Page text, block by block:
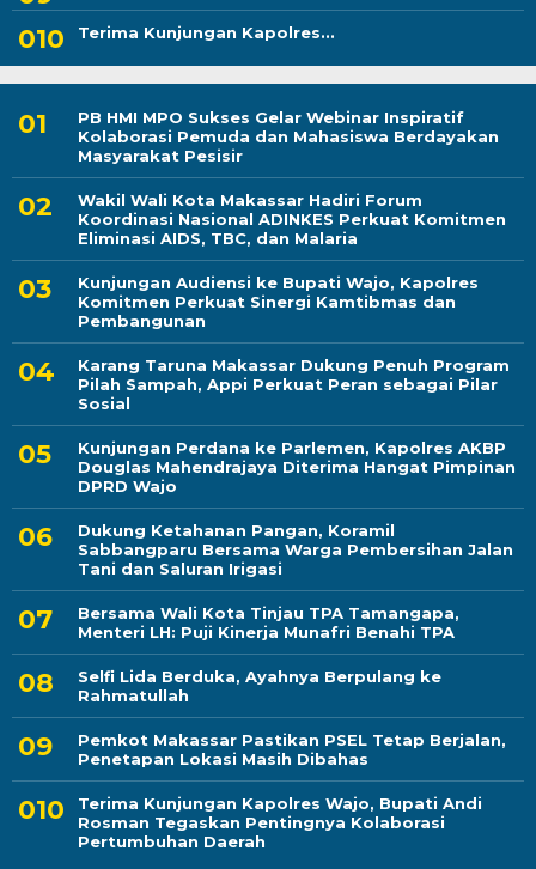
Terima Kunjungan Kapolres...
PB HMI MPO Sukses Gelar Webinar Inspiratif
Kolaborasi Pemuda dan Mahasiswa Berdayakan
Masyarakat Pesisir
Wakil Wali Kota Makassar Hadiri Forum
Koordinasi Nasional ADINKES Perkuat Komitmen
Eliminasi AIDS, TBC, dan Malaria
Kunjungan Audiensi ke Bupati Wajo, Kapolres
Komitmen Perkuat Sinergi Kamtibmas dan
Pembangunan
Karang Taruna Makassar Dukung Penuh Program
Pilah Sampah, Appi Perkuat Peran sebagai Pilar
Sosial
Kunjungan Perdana ke Parlemen, Kapolres AKBP
Douglas Mahendrajaya Diterima Hangat Pimpinan
DPRD Wajo
Dukung Ketahanan Pangan, Koramil
Sabbangparu Bersama Warga Pembersihan Jalan
Tani dan Saluran Irigasi
Bersama Wali Kota Tinjau TPA Tamangapa,
Menteri LH: Puji Kinerja Munafri Benahi TPA
Selfi Lida Berduka, Ayahnya Berpulang ke
Rahmatullah
Pemkot Makassar Pastikan PSEL Tetap Berjalan,
Penetapan Lokasi Masih Dibahas
Terima Kunjungan Kapolres Wajo, Bupati Andi
Rosman Tegaskan Pentingnya Kolaborasi
Pertumbuhan Daerah